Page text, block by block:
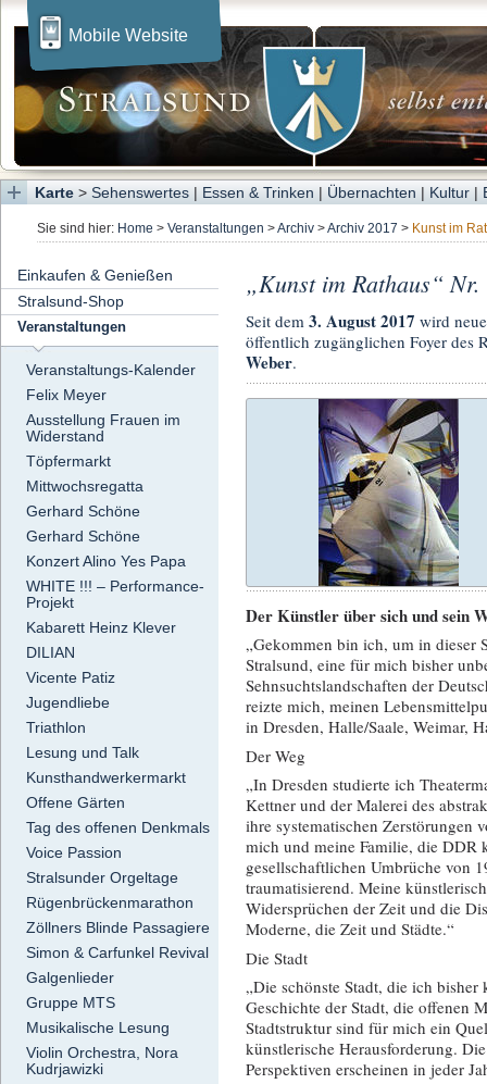
Mobile Website
Karte > Sehenswertes | Essen & Trinken | Übernachten | Kultur |
Sie sind hier: Home > Veranstaltungen >Archiv >Archiv 2017 > Kunst im
Einkaufen & Genießen
Stralsund-Shop
Veranstaltungen
Veranstaltungs-Kalender
Felix Meyer
Ausstellung Frauen im
Widerstand
Töpfermarkt
Mittwochsregatta
Gerhard Schöne
Gerhard Schöne
Konzert Alino Yes Papa
WHITE !!! – Performance-
Projekt
Kabarett Heinz Klever
DILIAN
Vicente Patiz
Jugendliebe
Triathlon
Lesung und Talk
Kunsthandwerkermarkt
Offene Gärten
Tag des offenen Denkmals
Voice Passion
Stralsunder Orgeltage
Rügenbrückenmarathon
Zöllners Blinde Passagiere
Simon & Carfunkel Revival
Galgenlieder
Gruppe MTS
Musikalische Lesung
Violin Orchestra, Nora
Kudrjawizki
„Kunst im Rathaus“
Seit dem 3. August 2017 wird
öffentlich zugänglichen Foyer des
Weber.
Der Künstler über sich und sein
„Gekommen bin ich, um in dieser
Stralsund, eine für mich bisher
Sehnsuchtslandschaften der
reizte mich, meinen
in Dresden, Halle/Saale, Weimar,
Der Weg
„In Dresden studierte ich
Kettner und der Malerei des
ihre systematischen Zerstörungen
mich und meine Familie, die DDR
gesellschaftlichen Umbrüche von
traumatisierend. Meine
Widersprüchen der Zeit und die
Moderne, die Zeit und Städte.“
Die Stadt
„Die schönste Stadt, die ich
Geschichte der Stadt, die offenen
Stadtstruktur sind für mich ein
künstlerische Herausforderung.
Perspektiven erscheinen in jeder